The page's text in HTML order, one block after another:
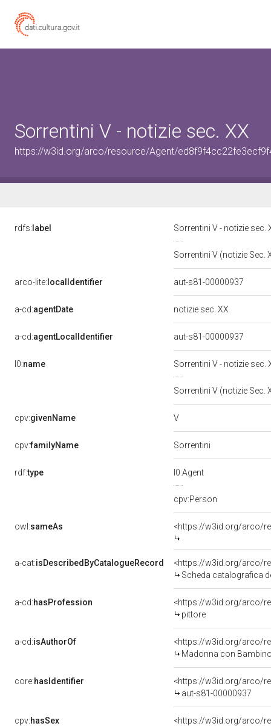
Sorrentini V - notizie sec. XX
https://w3id.org/arco/resource/Agent/
rdfs: label Sorrentini V - notizie sec.
Sorrentini V (notizie Sec.
arco-lite: localIdentifier aut-s81-00000937
a-cd:agentDate notizie sec. XX
a-cd:agentLocalIdentifier aut-s81-00000937
l0:name Sorrentini V - notizie sec.
Sorrentini V (notizie Sec.
cpv:givenName V
cpv:familyName Sorrentini
rdf:type l0:Agent
cpv:Person
owl:sameAs <https://w3id.org/arco/
a-cat:isDescribedByCatalogueRecord
<https://w3id.org/arco/
Scheda catalografica
a-cd:hasProfession
<https://w3id.org/arco/
pittore
a-cd:isAuthorOf
<https://w3id.org/arco/
Madonna con
core:hasIdentifier
<https://w3id.org/arco/
aut-s81-00000937
cpv:hasSex
<https://w3id.org/arco/